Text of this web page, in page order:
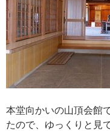
本堂向かいの山頂会館
たので、ゆっくりと見